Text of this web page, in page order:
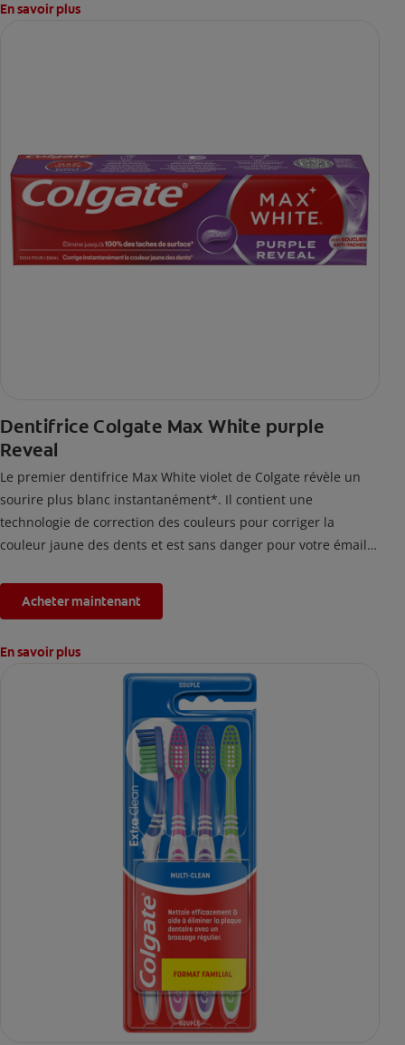
En savoir plus
Dentifrice Colgate Max White purple
Reveal
Le premier dentifrice Max White violet de Colgate révèle un
sourire plus blanc instantanément*. Il contient une
technologie de correction des couleurs pour corriger la
couleur jaune des dents et est sans danger pour votre émail.
Acheter maintenant
En savoir plus